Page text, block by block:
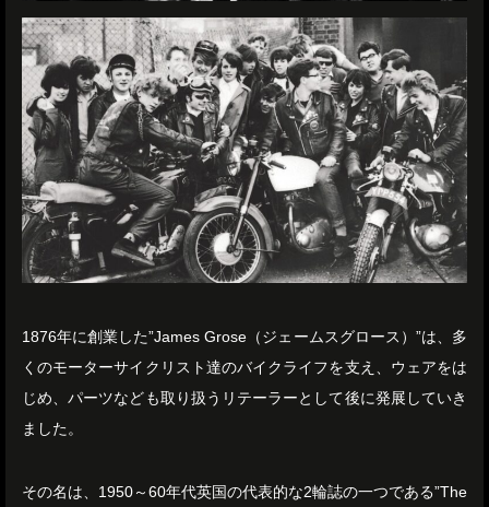
1876年に創業した”James Grose（ジェームスグロース）”は、多
くのモーターサイクリスト達のバイクライフを支え、ウェアをは
じめ、パーツなども取り扱うリテーラーとして後に発展していき
ました。
その名は、1950～60年代英国の代表的な2輪誌の一つである”The